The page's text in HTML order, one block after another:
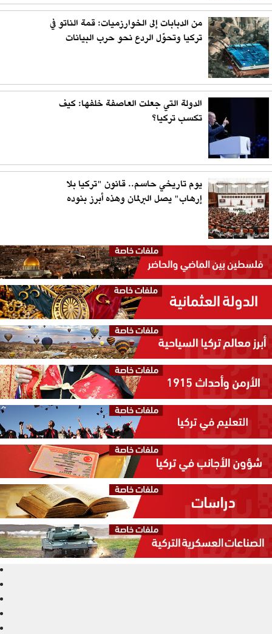
من الدبابات إلى الخوارزميات: قمة الناتو في
تركيا وتحوّل الردع نحو حرب البيانات
الدولة التي جعلت العاصفة خلفها: كيف
تكسب تركيا؟
يوم تاريخي حاسم.. قانون "تركيا بلا
إرهاب" يصل البرلمان وهذه أبرز بنوده